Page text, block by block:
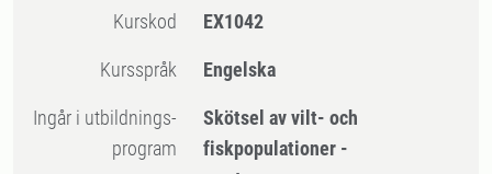
Kurskod EX1042
Kursspråk Engelska
Ingår i utbildnings-
program
Skötsel av vilt- och
fiskpopulationer -